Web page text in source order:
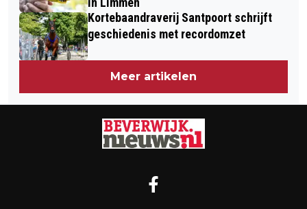
Kortebaandraverij Santpoort schrijft
geschiedenis met recordomzet
Meer artikelen